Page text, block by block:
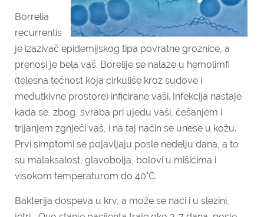
Borrelia
recurrentis
je izazivač epidemijskog tipa povratne groznice, a
prenosi je bela vaš. Borelije se nalaze u hemolimfi
(telesna tečnost koja cirkuliše kroz sudove i
međutkivne prostore) inficirane vaši. Infekcija nastaje
kada se, zbog svraba pri ujedu vaši, češanjem i
trljanjem zgnječi vaš, i na taj način se unese u kožu.
Prvi simptomi se pojavljaju posle nedelju dana, a to
su malaksalost, glavobolja, bolovi u mišićima i
visokom temperaturom do 40°C.
Bakterija dospeva u krv, a može se naći i u slezini,